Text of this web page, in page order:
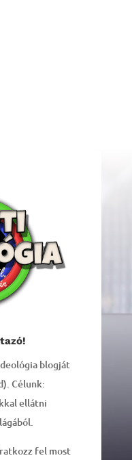
blogját
Célunk:
ellátni
fel most